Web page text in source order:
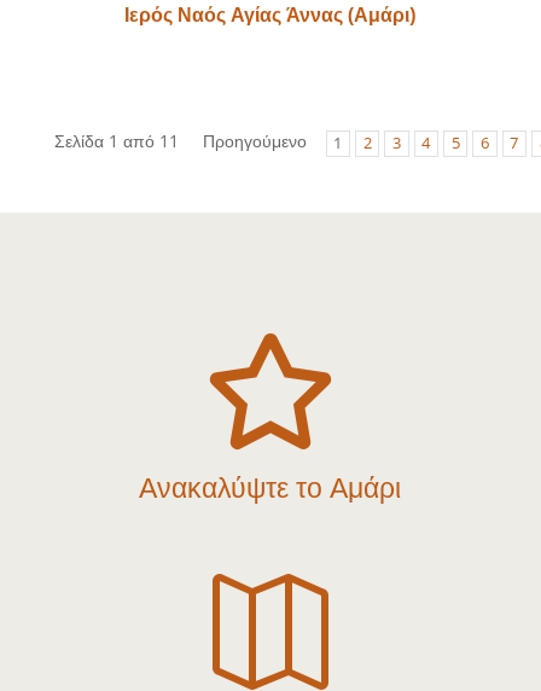
Ιερός Ναός Αγίας Άννας (Αμάρι)
Σελίδα 1 από 11 Προηγούμενο 1 2 3 4 5 6 7

Ανακαλύψτε το Αμάρι
